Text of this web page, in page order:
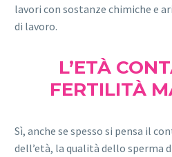
lavori con sostanze chimiche e
di lavoro.
L’ETÀ
FERTILITÀ
Sì, anche se spesso si pensa il
dell’età, la qualità dello sperma